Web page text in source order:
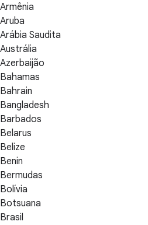
Armênia
Aruba
Arábia Saudita
Austrália
Azerbaijão
Bahamas
Bahrain
Bangladesh
Barbados
Belarus
Belize
Benin
Bermudas
Bolívia
Botsuana
Brasil